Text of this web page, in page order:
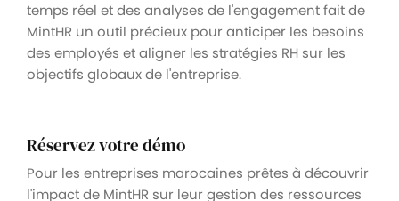
temps réel et des analyses de l'engagement fait de
MintHR un outil précieux pour anticiper les besoins
des employés et aligner les stratégies RH sur les
objectifs globaux de l'entreprise.
Réservez votre démo
Pour les entreprises marocaines prêtes à découvrir
l'impact de MintHR sur leur gestion des ressources